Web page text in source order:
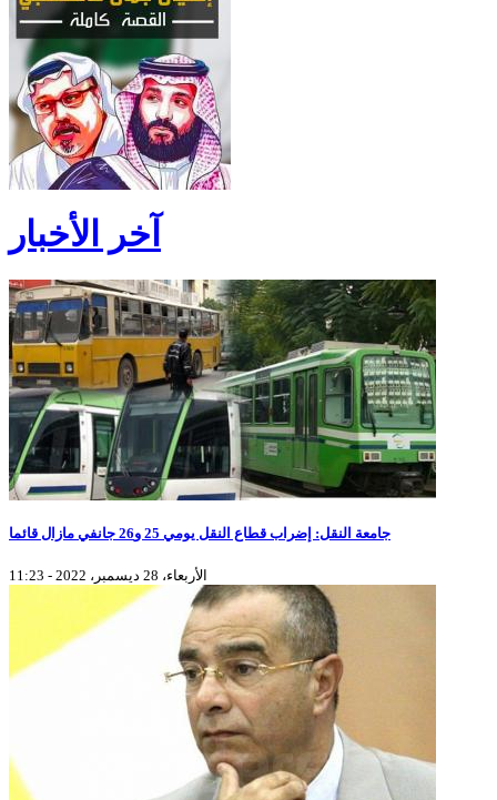
آخر الأخبار
جامعة النقل: إضراب قطاع النقل يومي 25 و26 جانفي مازال قائما
الأربعاء، 28 ديسمبر، 2022 - 11:23